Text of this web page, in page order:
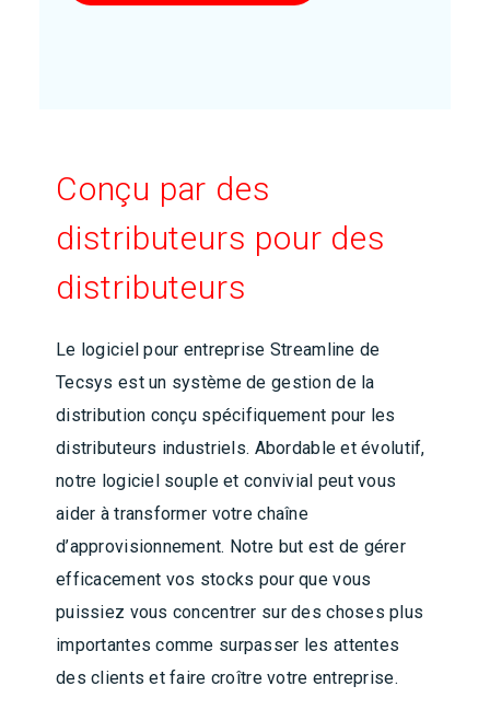
Conçu par des
distributeurs pour des
distributeurs
Le logiciel pour entreprise Streamline de
Tecsys est un système de gestion de la
distribution conçu spécifiquement pour les
distributeurs industriels. Abordable et évolutif,
notre logiciel souple et convivial peut vous
aider à transformer votre chaîne
d’approvisionnement. Notre but est de gérer
efficacement vos stocks pour que vous
puissiez vous concentrer sur des choses plus
importantes comme surpasser les attentes
des clients et faire croître votre entreprise.